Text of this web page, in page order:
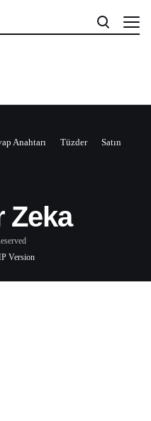
Anahtarı Tüzder
Satın
Zeka
Version